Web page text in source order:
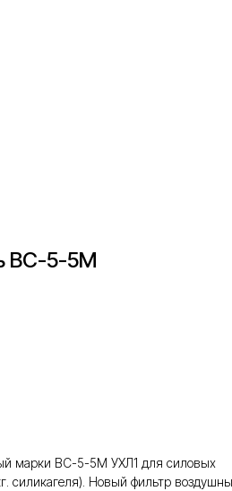
ВС-5-5М
марки ВС-5-5М УХЛ1 для силовых
силикагеля). Новый фильтр